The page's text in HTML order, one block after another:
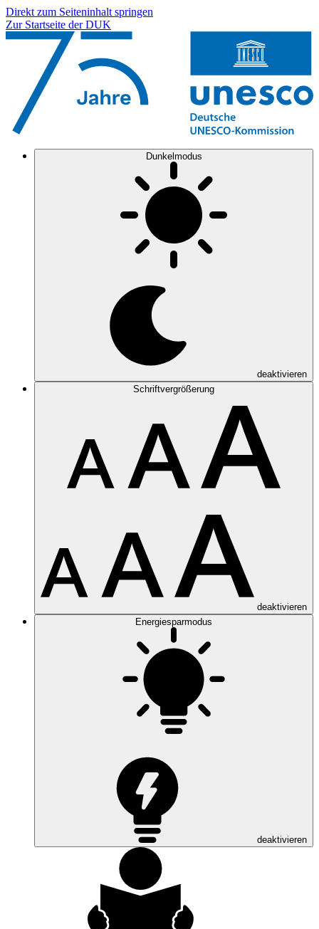
Direkt zum Seiteninhalt springen
Zur Startseite der DUK
Dunkelmodus
deaktivieren
Schriftvergrößerung
deaktivieren
Energiesparmodus
deaktivieren